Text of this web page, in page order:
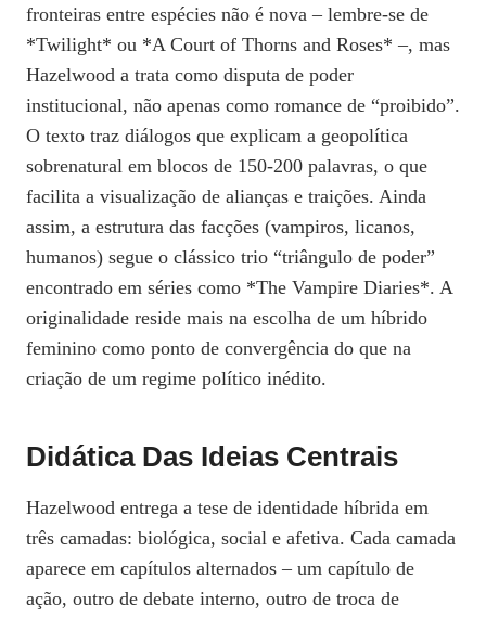
fronteiras entre espécies não é nova – lembre‑se de
*Twilight* ou *A Court of Thorns and Roses* –, mas
Hazelwood a trata como disputa de poder
institucional, não apenas como romance de “proibido”.
O texto traz diálogos que explicam a geopolítica
sobrenatural em blocos de 150‑200 palavras, o que
facilita a visualização de alianças e traições. Ainda
assim, a estrutura das facções (vampiros, licanos,
humanos) segue o clássico trio “triângulo de poder”
encontrado em séries como *The Vampire Diaries*. A
originalidade reside mais na escolha de um híbrido
feminino como ponto de convergência do que na
criação de um regime político inédito.
Didática Das Ideias Centrais
Hazelwood entrega a tese de identidade híbrida em
três camadas: biológica, social e afetiva. Cada camada
aparece em capítulos alternados – um capítulo de
ação, outro de debate interno, outro de troca de